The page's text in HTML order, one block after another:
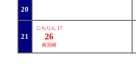
20
21
にちりん 17
26
南宮崎